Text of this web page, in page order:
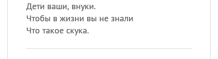
Дети ваши, внуки.
Чтобы в жизни вы не знали
Что такое скука.